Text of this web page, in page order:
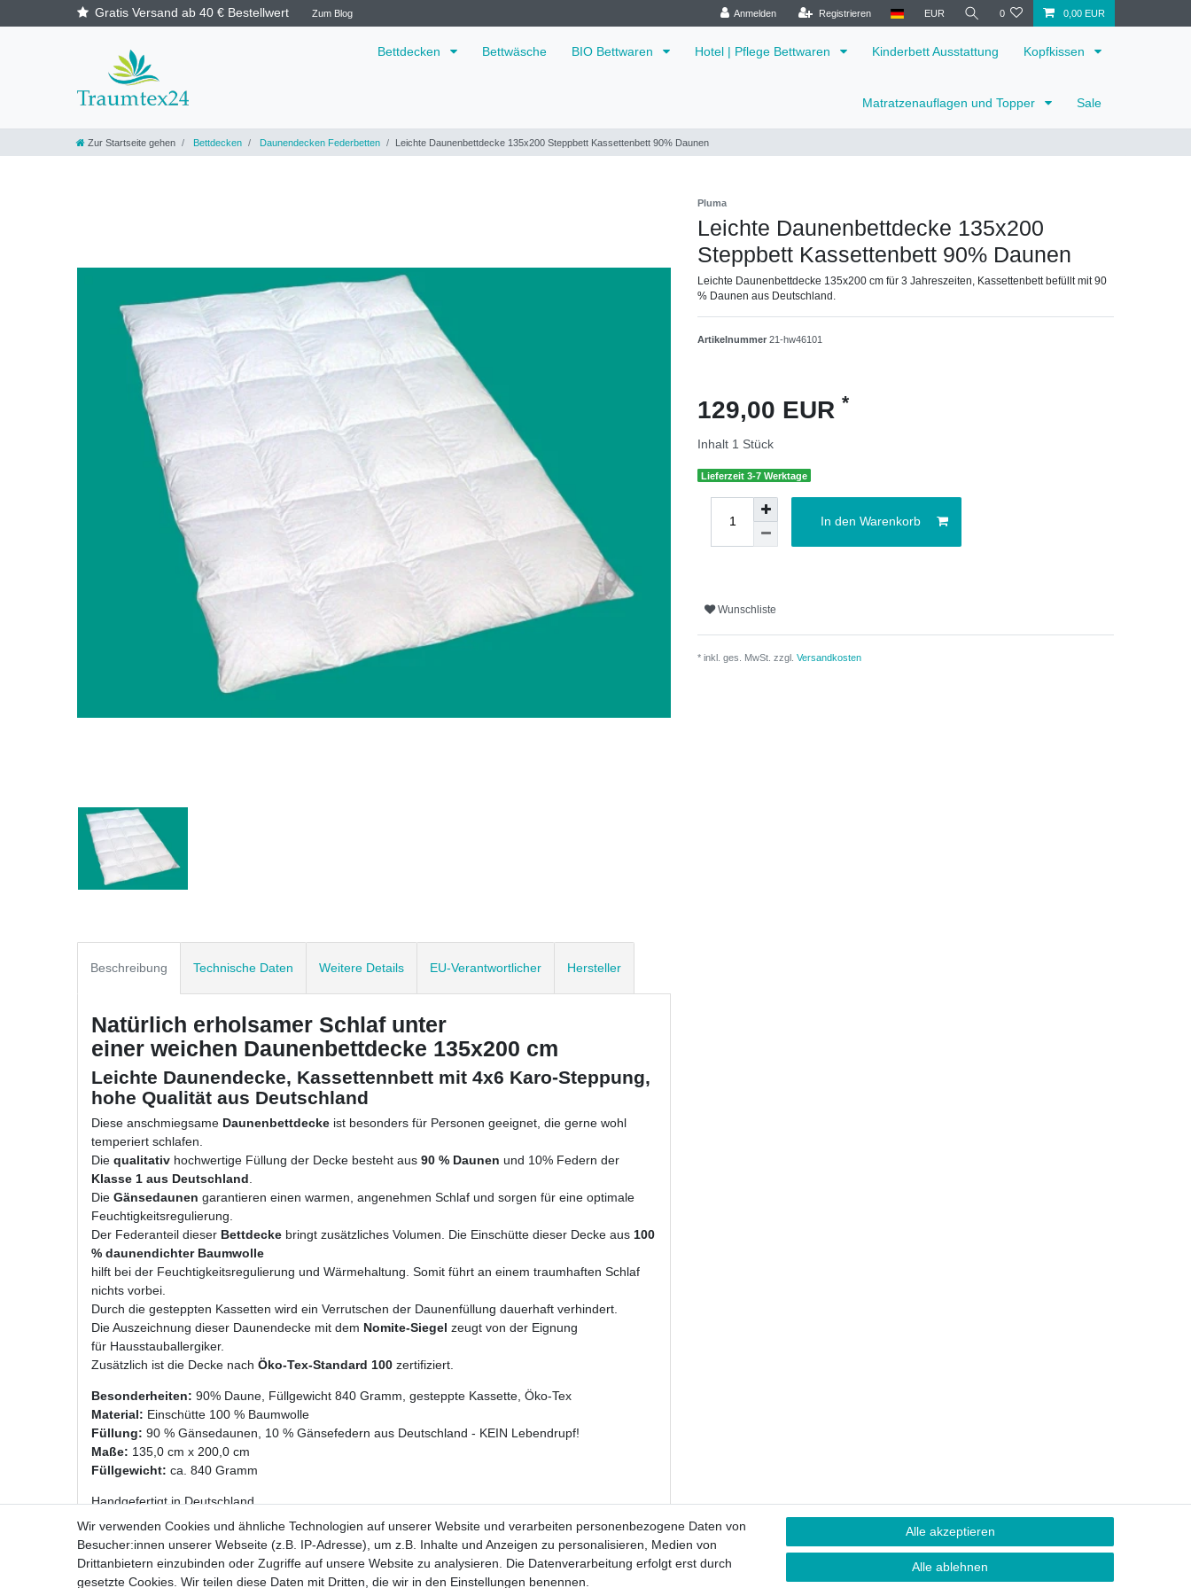
Zum Blog
Gratis Versand ab 40 € Bestellwert Anmelden Registrieren EUR 0 0,00 EUR
Bettdecken Bettwäsche BIO Bettwaren Hotel | Pflege Bettwaren Kinderbett Ausstattung Kopfkissen
Matratzenauflagen und Topper Sale
Zur Startseite gehen Bettdecken Daunendecken Federbetten Leichte Daunenbettdecke 135x200 Steppbett Kassettenbett 90% Daunen
Pluma
Leichte Daunenbettdecke 135x200
Steppbett Kassettenbett 90% Daunen
Leichte Daunenbettdecke 135x200 cm für 3 Jahreszeiten, Kassettenbett befüllt mit 90
% Daunen aus Deutschland.
Artikelnummer 21-hw46101
129,00 EUR *
Inhalt 1 Stück
Lieferzeit 3-7 Werktage
In den Warenkorb
Wunschliste
* inkl. ges. MwSt. zzgl. Versandkosten
Beschreibung Technische Daten Weitere Details EU-Verantwortlicher Hersteller
Natürlich erholsamer Schlaf unter
einer weichen Daunenbettdecke 135x200 cm
Leichte Daunendecke, Kassettennbett mit 4x6 Karo-Steppung,
hohe Qualität aus Deutschland
Diese anschmiegsame Daunenbettdecke ist besonders für Personen geeignet, die gerne wohl
temperiert schlafen.
Die qualitativ hochwertige Füllung der Decke besteht aus 90 % Daunen und 10% Federn der
Klasse 1 aus Deutschland
Die Gänsedaunen garantieren einen warmen, angenehmen Schlaf und sorgen für eine optimale
Feuchtigkeitsregulierung.
Der Federanteil dieser Bettdecke bringt zusätzliches Volumen. Die Einschütte dieser Decke aus 100
% daunendichter Baumwolle
hilft bei der Feuchtigkeitsregulierung und Wärmehaltung. Somit führt an einem traumhaften Schlaf
nichts vorbei.
Durch die gesteppten Kassetten wird ein Verrutschen der Daunenfüllung dauerhaft verhindert.
Die Auszeichnung dieser Daunendecke mit dem Nomite-Siegel zeugt von der Eignung
für Hausstauballergiker.
Zusätzlich ist die Decke nach Öko-Tex-Standard 100 zertifiziert.
Besonderheiten: 90% Daune, Füllgewicht 840 Gramm, gesteppte Kassette, Öko-Tex
Material: Einschütte 100 % Baumwolle
Füllung: 90 % Gänsedaunen, 10 % Gänsefedern aus Deutschland - KEIN Lebendrupf!
Maße: 135,0 cm x 200,0 cm
Füllgewicht: ca. 840 Gramm
Handgefertigt in Deutschland
Wir verwenden Cookies und ähnliche Technologien auf unserer Website und verarbeiten personenbezogene Daten von
Besucher:innen unserer Webseite (z.B. IP-Adresse), um z.B. Inhalte und Anzeigen zu personalisieren, Medien von
Drittanbietern einzubinden oder Zugriffe auf unsere Website zu analysieren. Die Datenverarbeitung erfolgt erst durch
gesetzte Cookies. Wir teilen diese Daten mit Dritten, die wir in den Einstellungen benennen.
Alle akzeptieren
Alle ablehnen